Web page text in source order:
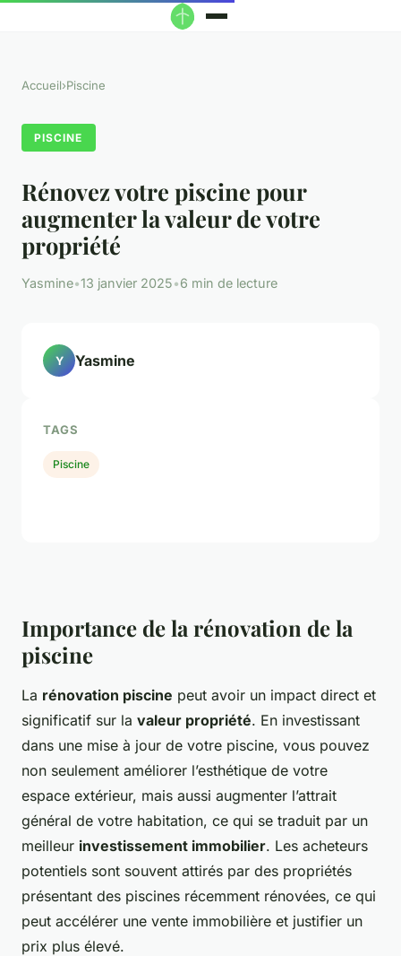
Accueil›Piscine
PISCINE
Rénovez votre piscine pour
augmenter la valeur de votre
propriété
Yasmine•13 janvier 2025•6 min de lecture
Importance de la rénovation de la
piscine
La rénovation piscine peut avoir un impact direct et
significatif sur la valeur propriété. En investissant
dans une mise à jour de votre piscine, vous pouvez
non seulement améliorer l’esthétique de votre
espace extérieur, mais aussi augmenter l’attrait
général de votre habitation, ce qui se traduit par un
meilleur investissement immobilier. Les acheteurs
potentiels sont souvent attirés par des propriétés
présentant des piscines récemment rénovées, ce qui
peut accélérer une vente immobilière et justifier un
prix plus élevé.
Y Yasmine
TAGS
Piscine